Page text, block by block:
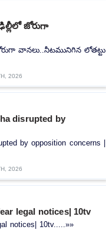
ఢిల్లీలో జోరుగా
వానలు..నీటమునిగిన లోతట్టు
2026
disrupted by
by opposition concerns |
2026
legal notices| 10tv
notices| 10tv.....»»